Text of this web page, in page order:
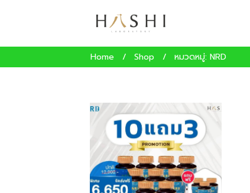
Home / Shop / หมวดหมู่: NRD